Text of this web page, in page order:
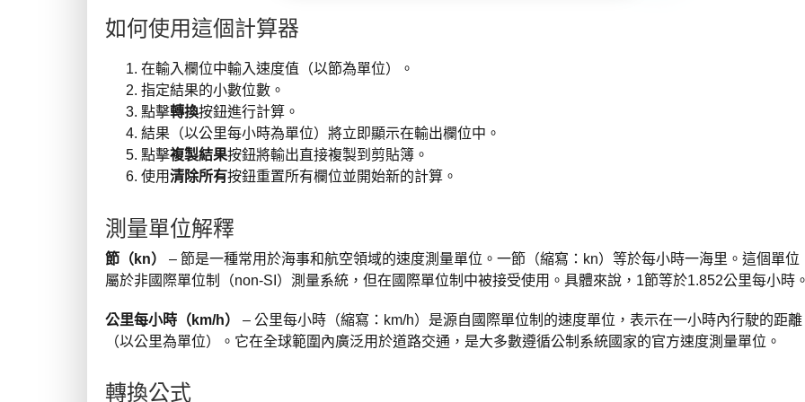
如何使用這個計算器
在輸入欄位中輸入速度值（以節為單位）。
指定結果的小數位數。
點擊轉換按鈕進行計算。
結果（以公里每小時為單位）將立即顯示在輸出欄位中。
點擊複製結果按鈕將輸出直接複製到剪貼簿。
使用清除所有按鈕重置所有欄位並開始新的計算。
測量單位解釋
節（kn）
– 節是一種常用於海事和航空領域的速度測量單位。一節（縮寫：kn）等於每小時一海里。這個單位
屬於非國際單位制（non-SI）測量系統，但在國際單位制中被接受使用。具體來說，1節等於1.852公里每小時
公里每小時（km/h）
– 公里每小時（縮寫：km/h）是源自國際單位制的速度單位，表示在一小時內行駛的距離
（以公里為單位）。它在全球範圍內廣泛用於道路交通，是大多數遵循公制系統國家的官方速度測量單位。
轉換公式